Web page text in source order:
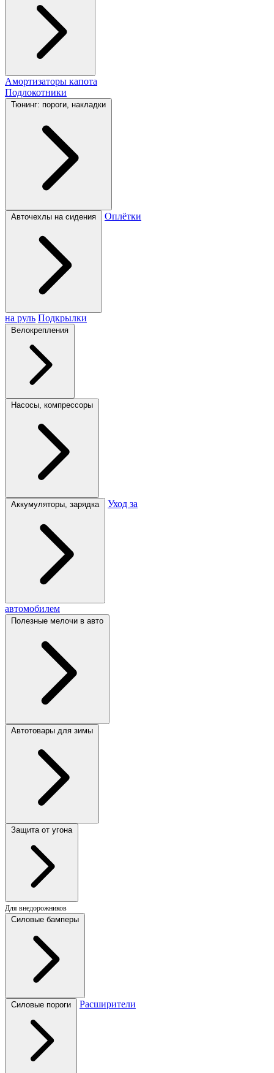
Амортизаторы капота
Подлокотники
Тюнинг: пороги, накладки
Авточехлы на сидения Оплётки
на руль Подкрылки
Велокрепления
Насосы, компрессоры
Аккумуляторы, зарядка Уход за
автомобилем
Полезные мелочи в авто
Автотовары для зимы
Защита от угона
Для внедорожников
Силовые бамперы
Силовые пороги Расширители